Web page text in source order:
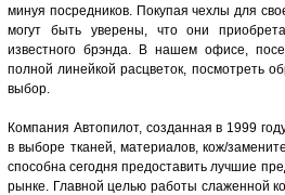
минуя посредников. Покупая чехлы для
могут быть уверены, что они
известного брэнда. В нашем офисе,
полной линейкой расцветок, посмотреть
выбор.
Компания Автопилот, созданная в 1999
в выборе тканей, материалов, кож/
способна сегодня предоставить лучшие
рынке. Главной целью работы слаженной